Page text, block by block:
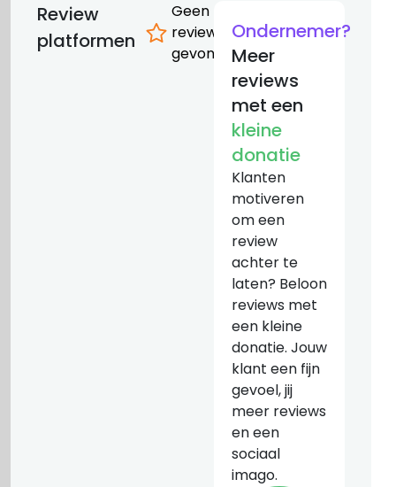
Review
platformen
Geen
reviews
gevonden
Ondernemer?
Meer
reviews
met een
kleine
donatie
Klanten
motiveren
om een
review
achter te
laten? Beloon
reviews met
een kleine
donatie. Jouw
klant een fijn
gevoel, jij
meer reviews
en een
sociaal
imago.